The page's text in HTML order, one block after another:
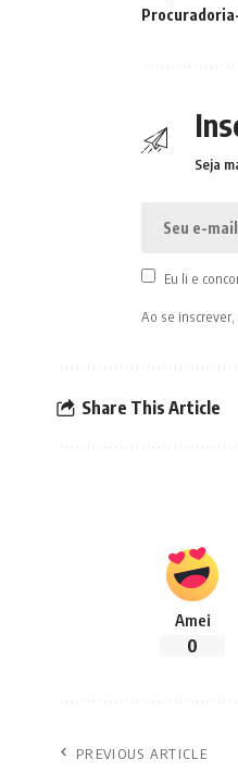
Seja
Eu li e
Ao se
Share This Article
Amei
0
PREVIOUS ARTICLE